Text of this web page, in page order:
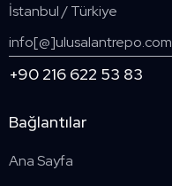
İstanbul / Türkiye
+90 216 622 53 83
Bağlantılar
Ana Sayfa